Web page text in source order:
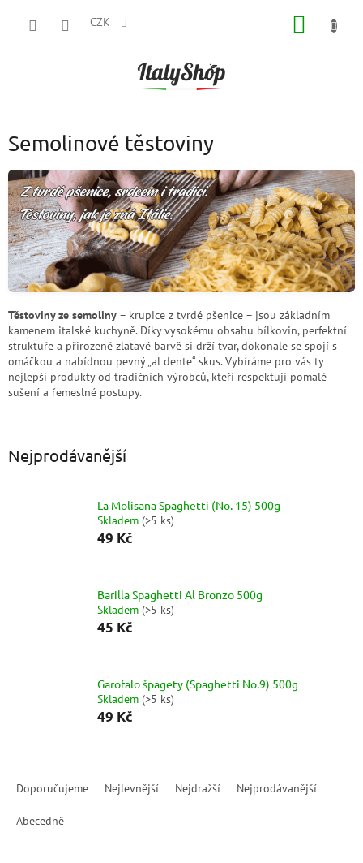
CZK
Semolinové těstoviny
Těstoviny ze semoliny – krupice z tvrdé pšenice – jsou základním
kamenem italské kuchyně. Díky vysokému obsahu bílkovin, perfektní
struktuře a přirozeně zlatavé barvě si drží tvar, dokonale se spojí s
omáčkou a nabídnou pevný „al dente“ skus. Vybíráme pro vás ty
nejlepší produkty od tradičních výrobců, kteří respektují pomalé
sušení a řemeslné postupy.
Nejprodávanější
La Molisana Spaghetti (No. 15) 500g
Skladem (>5 ks)
49 Kč
Barilla Spaghetti Al Bronzo 500g
Skladem (>5 ks)
45 Kč
Garofalo špagety (Spaghetti No.9) 500g
Skladem (>5 ks)
49 Kč
Doporučujeme Nejlevnější Nejdražší Nejprodávanější
Abecedně